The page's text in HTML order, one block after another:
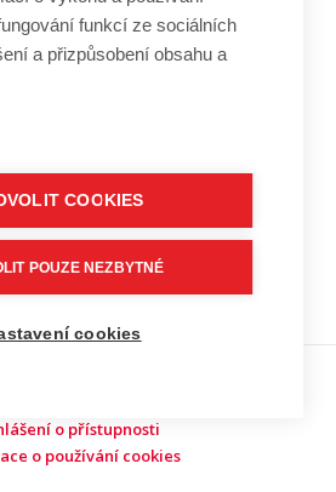
o přístupnosti
o používání cookies
funkcí ze sociálních
a přizpůsobení obsahu a
COOKIES
POUZE NEZBYTNÉ
cookies